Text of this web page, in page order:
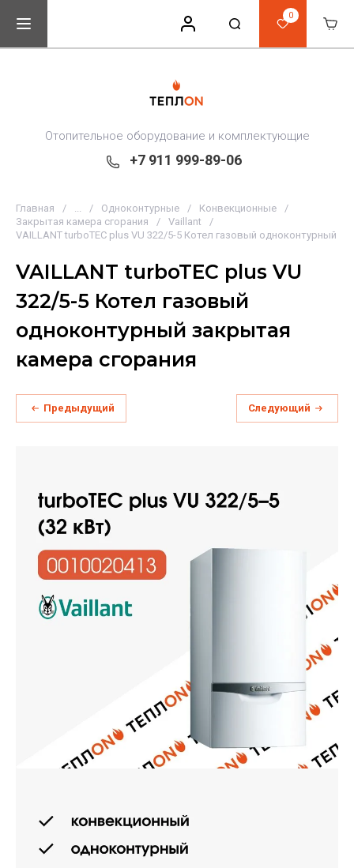
0
Отопительное оборудование и комплектующие
+7 911 999-89-06
Главная / ... / Одноконтурные / Конвекционные
/
Закрытая камера сгорания
/ Vaillant
/
VAILLANT turboTEC plus VU 322/5-5 Котел газовый одноконтурный
VAILLANT turboTEC plus VU
322/5-5 Котел газовый
одноконтурный закрытая
камера сгорания
Предыдущий Следующий